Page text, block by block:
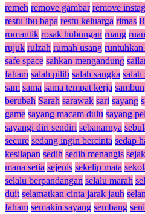
remeh remove gambar remove
restu ibu bapa restu keluarga rimas
romantik rosak hubungan ruang
rujuk rulzah rumah usang runtuhkan
safe space sahkan mengandung
faham salah pilih salah sangka salah
sam sama sama tempat kerja
berubah Sarah sarawak sari sayang
game sayang macam dulu sayang
sayangi diri sendiri sebanarnya
secure sedang ingin bercinta sedap
kesilapan sedih sedih menangis
mana setia sejenis sekelip mata
selalu berpandangan selalu marah
duit selamatkan cinta jarak jauh
faham semakin sayang sembang